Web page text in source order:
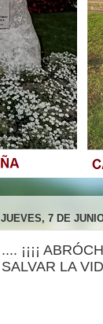
JUEVES, 7 DE
.... ¡¡¡¡
SALVAR LA